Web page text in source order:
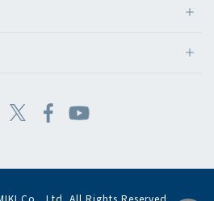
Co., Ltd. All Rights Reserved.